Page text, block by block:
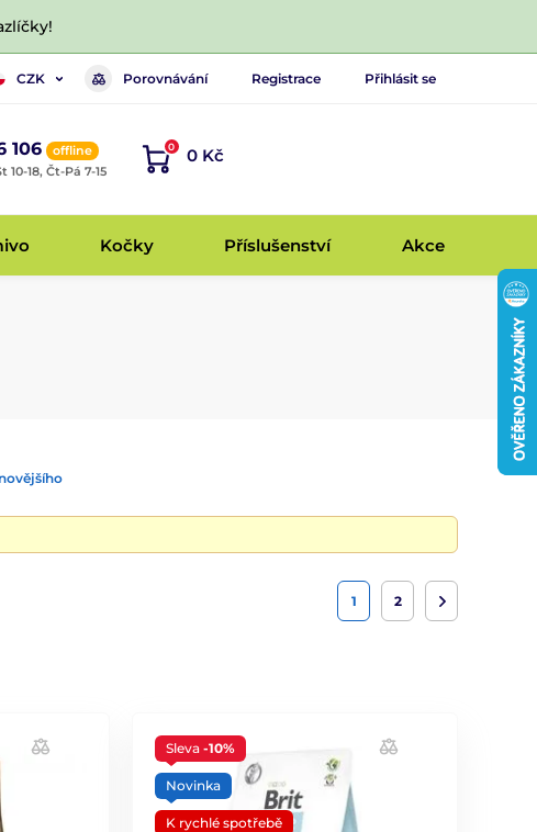
CZK Porovnávání Registrace Přihlásit se
106
offline
10-18, Čt-Pá 7-15
0 0 Kč
Kočky Příslušenství Akce
1 2
Sleva-10%
Novinka
K rychlé spotřebě